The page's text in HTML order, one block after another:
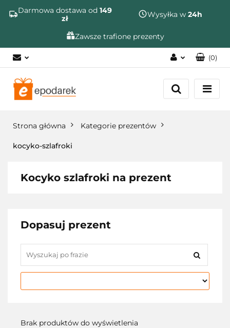
Darmowa dostawa od 149
zł
Wysyłka w 24h
Zawsze trafione prezenty
Szukaj
Zaloguj się
Zarejestruj się
Zgody cookies
(0)
Strona główna Kategorie prezentów
kocyko-szlafroki
Kocyko szlafroki na prezent
Dopasuj prezent
Brak produktów do wyświetlenia